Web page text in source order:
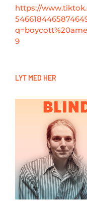
https://
9
LYT MED HER